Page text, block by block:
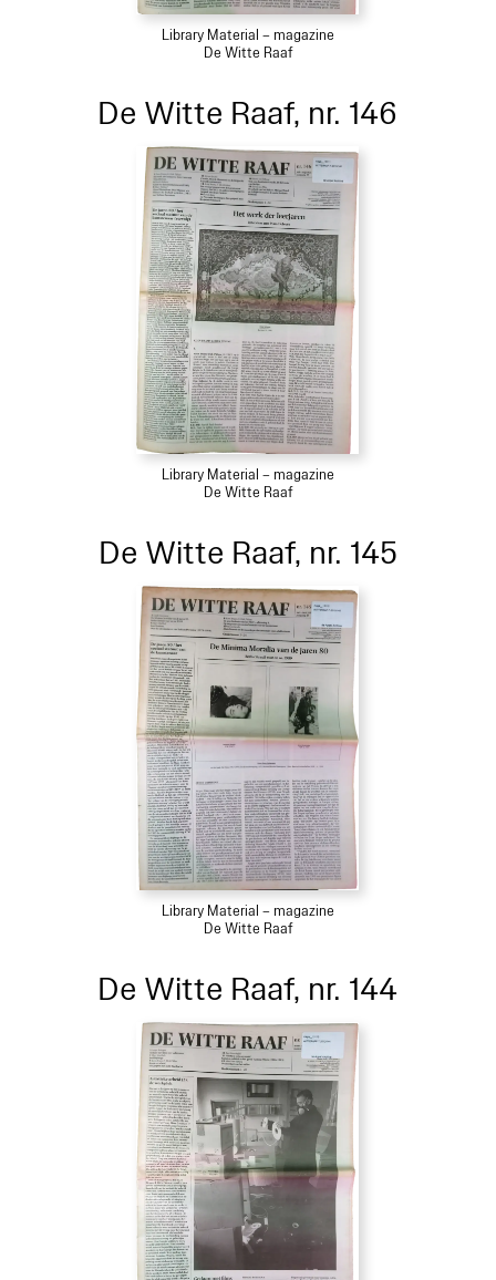
Library Material – magazine
De Witte Raaf
De Witte Raaf, nr. 146
Library Material – magazine
De Witte Raaf
De Witte Raaf, nr. 145
Library Material – magazine
De Witte Raaf
De Witte Raaf, nr. 144